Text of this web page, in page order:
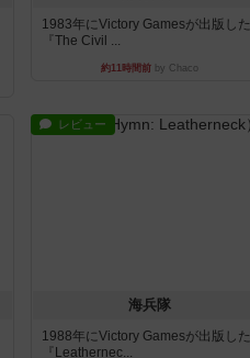
1983年にVictory Gamesが出版した
『The Civil ...
約11時間前by Chaco
レビュー
海兵隊
1988年にVictory Gamesが出版した
『Leathernec...